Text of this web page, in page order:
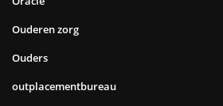
Ouderen zorg
Ouders
outplacementbureau